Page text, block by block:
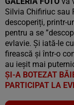
Silvia Chifiriuc sau
descoperiți, printr-
pentru a se
evlavie. Și iată-le
firească și într-o
au ieșit mai
ȘI-A BOTEZAT
PARTICIPAT LA